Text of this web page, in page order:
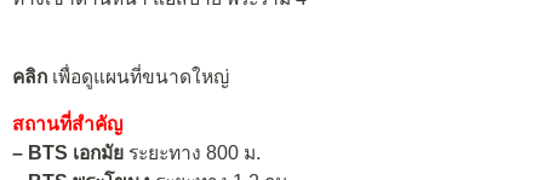
คลิก เพื่อดูแผนที่ขนาดใหญ่
สถานที่สำคัญ
– BTS เอกมัย ระยะทาง 800 ม.